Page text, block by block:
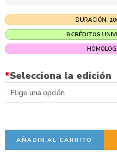
DURACIÓN:
8 CRÉDITOS
*Selecciona la edición
AÑADIR AL CARRITO